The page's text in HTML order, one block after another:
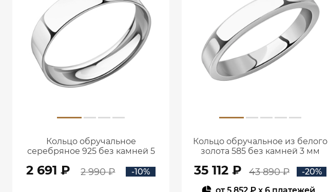
Кольцо обручальное
серебряное 925 без камней 5
2 691 ₽ 2 990 ₽ -10%
Кольцо обручальное из белого
золота 585 без камней 3 мм
35 112 ₽ 43 890 ₽
-20%